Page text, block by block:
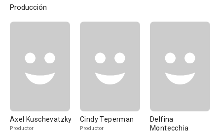
Producción
Axel Kuschevatzky
Productor
Cindy Teperman
Productor
Delfina
Montecchia